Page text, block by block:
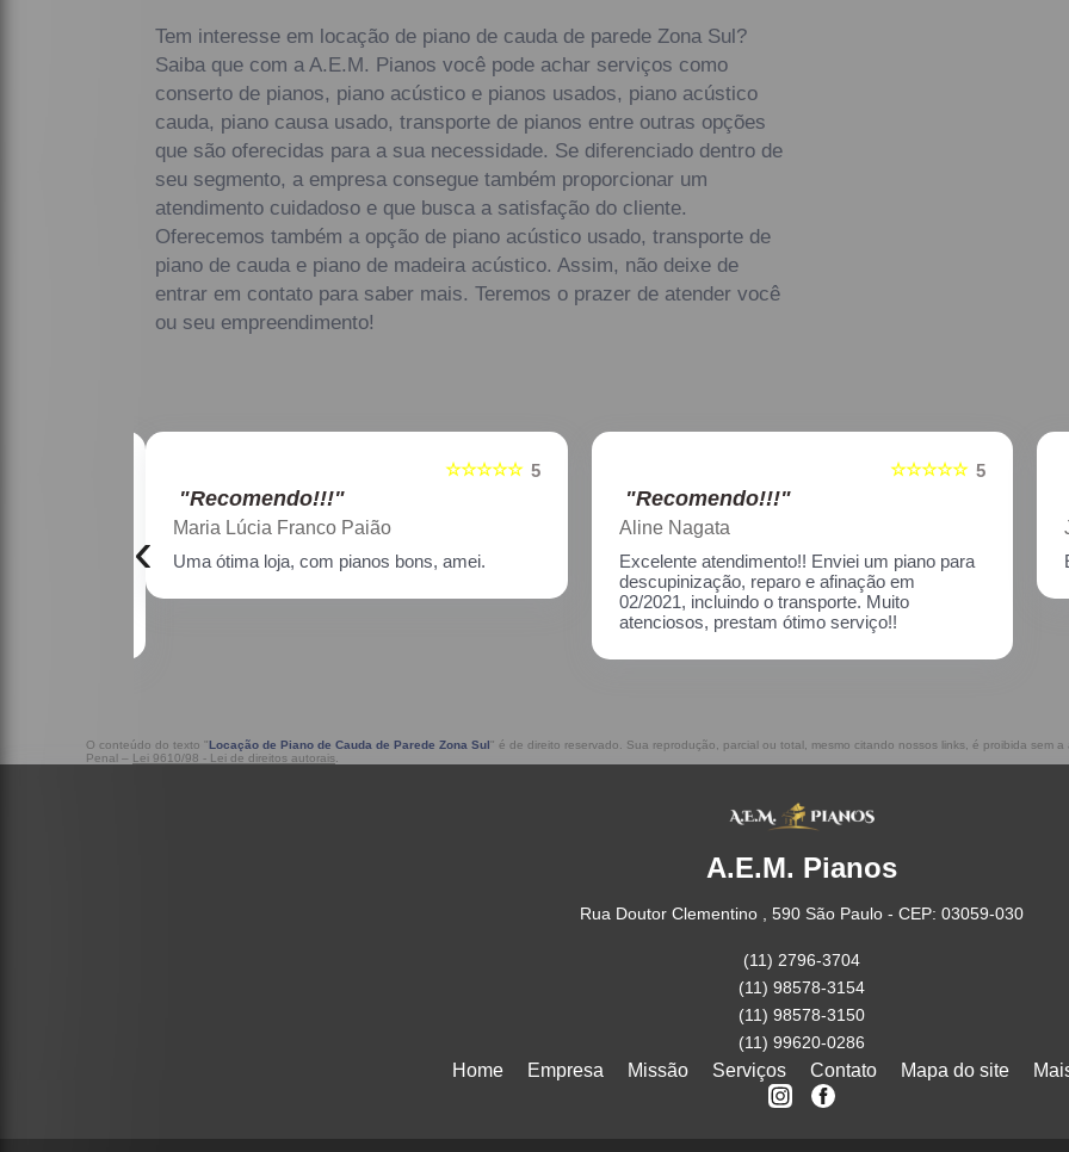
Tem interesse em locação de piano de cauda de parede Zona Sul?
Saiba que com a A.E.M. Pianos você pode achar serviços como
conserto de pianos, piano acústico e pianos usados, piano acústico
cauda, piano causa usado, transporte de pianos entre outras opções
que são oferecidas para a sua necessidade. Se diferenciado dentro de
seu segmento, a empresa consegue também proporcionar um
atendimento cuidadoso e que busca a satisfação do cliente.
Oferecemos também a opção de piano acústico usado, transporte de
piano de cauda e piano de madeira acústico. Assim, não deixe de
entrar em contato para saber mais. Teremos o prazer de atender você
ou seu empreendimento!
5
☆☆☆☆☆
"Recomendo!!!"
Maria Lúcia Franco Paião
Uma ótima loja, com pianos bons, amei.
5
☆☆☆☆☆
"Recomendo!!!"
Aline Nagata
Excelente atendimento!! Enviei um piano para
descupinização, reparo e afinação em
02/2021, incluindo o transporte. Muito
atenciosos, prestam ótimo serviço!!
‹
O conteúdo do texto "Locação de Piano de Cauda de Parede Zona Sul" é de direito reservado. Sua reprodução, parcial ou total, mesmo citando nossos links, é proibida sem
Penal – Lei 9610/98 - Lei de direitos autorais
A.E.M. Pianos
Rua Doutor Clementino , 590 São Paulo - CEP: 03059-030
(11) 2796-3704
(11) 98578-3154
(11) 98578-3150
(11) 99620-0286
Home Empresa Missão Serviços Contato Mapa do site